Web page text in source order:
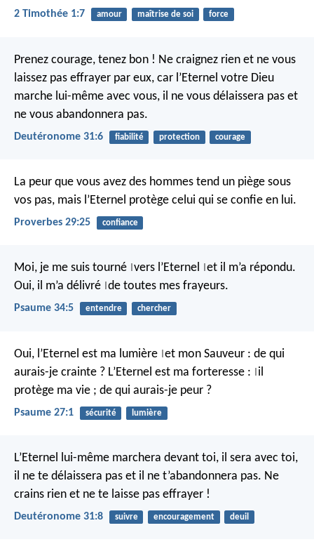
2 Timothée 1:7 amour maîtrise de soi force
Prenez courage, tenez bon ! Ne craignez rien et ne vous
laissez pas effrayer par eux, car l’Eternel votre Dieu
marche lui-même avec vous, il ne vous délaissera pas et
ne vous abandonnera pas.
Deutéronome 31:6 fiabilité protection courage
La peur que vous avez des hommes tend un piège sous
vos pas, mais l’Eternel protège celui qui se confie en lui.
Proverbes 29:25 confiance
Moi, je me suis tourné vers l’Eternel et il m’a répondu.
Oui, il m’a délivré de toutes mes frayeurs.
Psaume 34:5 entendre chercher
Oui, l’Eternel est ma lumière et mon Sauveur : de qui
aurais-je crainte ? L’Eternel est ma forteresse :
il
protège ma vie ; de qui aurais-je peur ?
Psaume 27:1 sécurité lumière
L’Eternel lui-même marchera devant toi, il sera avec toi,
il ne te délaissera pas et il ne t’abandonnera pas. Ne
crains rien et ne te laisse pas effrayer !
Deutéronome 31:8 suivre encouragement deuil